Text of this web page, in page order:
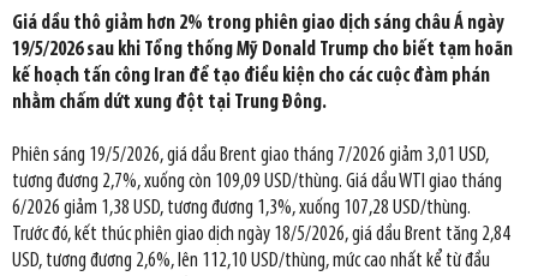
Giá dầu thô giảm hơn 2% trong phiên giao dịch sáng châu Á ngày
19/5/2026 sau khi Tổng thống Mỹ Donald Trump cho biết tạm hoãn
kế hoạch tấn công Iran để tạo điều kiện cho các cuộc đàm phán
nhằm chấm dứt xung đột tại Trung Đông.
Phiên sáng 19/5/2026, giá dầu Brent giao tháng 7/2026 giảm 3,01 USD,
tương đương 2,7%, xuống còn 109,09 USD/thùng. Giá dầu WTI giao tháng
6/2026 giảm 1,38 USD, tương đương 1,3%, xuống 107,28 USD/thùng.
Trước đó, kết thúc phiên giao dịch ngày 18/5/2026, giá dầu Brent tăng 2,84
USD, tương đương 2,6%, lên 112,10 USD/thùng, mức cao nhất kể từ đầu